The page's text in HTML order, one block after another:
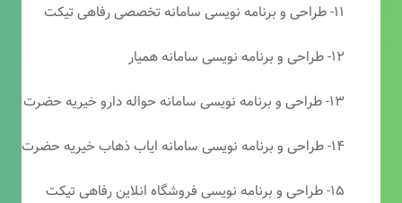
۱۱- طراحی و برنامه نویسی سامانه تخصصی رفاهی تیکت
۱۲- طراحی و برنامه نویسی سامانه همیار
۱۳- طراحی و برنامه نویسی سامانه حواله دارو خیریه حضرت ابوالفضل (ع)
۱۴- طراحی و برنامه نویسی سامانه ایاب ذهاب خیریه حضرت ابوالفضل (ع)
۱۵- طراحی و برنامه نویسی فروشگاه انلاین رفاهی تیکت